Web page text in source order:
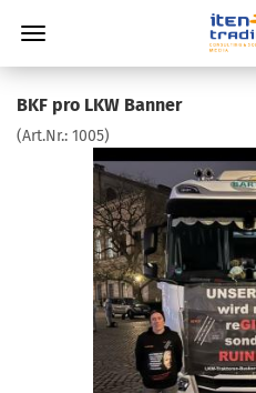
BKF pro LKW Banner
(Art.Nr.: 1005)